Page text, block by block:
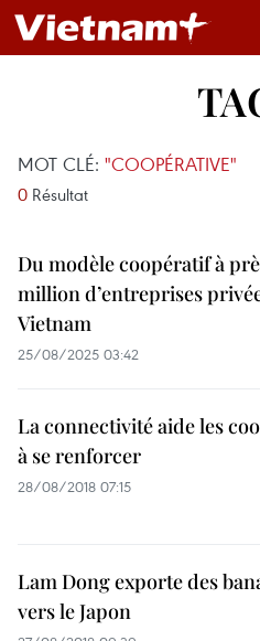
MOT CLÉ: "COOPÉRATIVE"
0 Résultat
Du modèle coopératif à
million d’entreprises
Vietnam
25/08/2025 03:42
La connectivité aide les
à se renforcer
28/08/2018 07:15
Lam Dong exporte des
vers le Japon